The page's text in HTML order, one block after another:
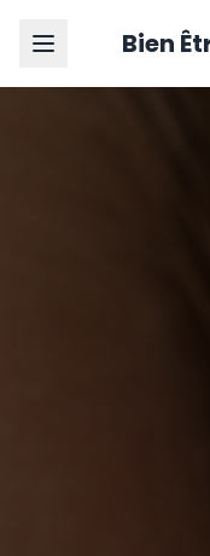
Bien